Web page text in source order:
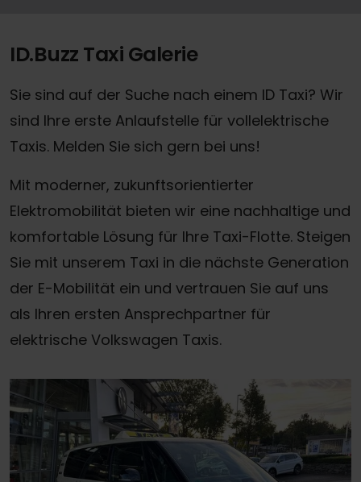
ID.Buzz Taxi Galerie
Sie sind auf der Suche nach einem ID Taxi? Wir
sind Ihre erste Anlaufstelle für vollelektrische
Taxis. Melden Sie sich gern bei uns!
Mit moderner, zukunftsorientierter
Elektromobilität bieten wir eine nachhaltige und
komfortable Lösung für Ihre Taxi-Flotte. Steigen
Sie mit unserem Taxi in die nächste Generation
der E-Mobilität ein und vertrauen Sie auf uns
als Ihren ersten Ansprechpartner für
elektrische Volkswagen Taxis.